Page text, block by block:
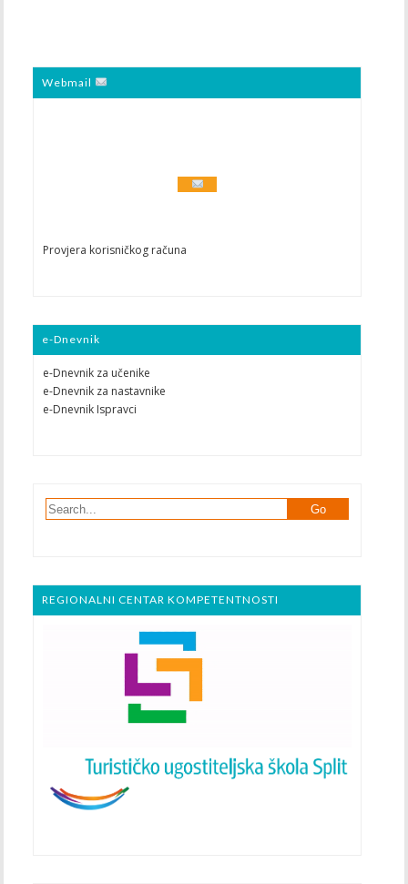
Webmail
Provjera korisničkog računa
e-Dnevnik
e-Dnevnik za učenike
e-Dnevnik za nastavnike
e-Dnevnik Ispravci
REGIONALNI CENTAR KOMPETENTNOSTI